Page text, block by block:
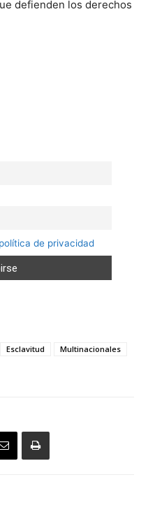
defienden los derechos
de privacidad
Esclavitud
Multinacionales